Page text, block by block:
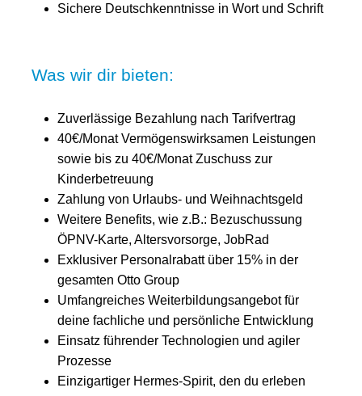
Sichere Deutschkenntnisse in Wort und Schrift
Was wir dir bieten:
Zuverlässige Bezahlung nach Tarifvertrag
40€/Monat Vermögenswirksamen Leistungen
sowie bis zu 40€/Monat Zuschuss zur
Kinderbetreuung
Zahlung von Urlaubs- und Weihnachtsgeld
Weitere Benefits, wie z.B.: Bezuschussung
ÖPNV-Karte, Altersvorsorge, JobRad
Exklusiver Personalrabatt über 15% in der
gesamten Otto Group
Umfangreiches Weiterbildungsangebot für
deine fachliche und persönliche Entwicklung
Einsatz führender Technologien und agiler
Prozesse
Einzigartiger Hermes-Spirit, den du erleben